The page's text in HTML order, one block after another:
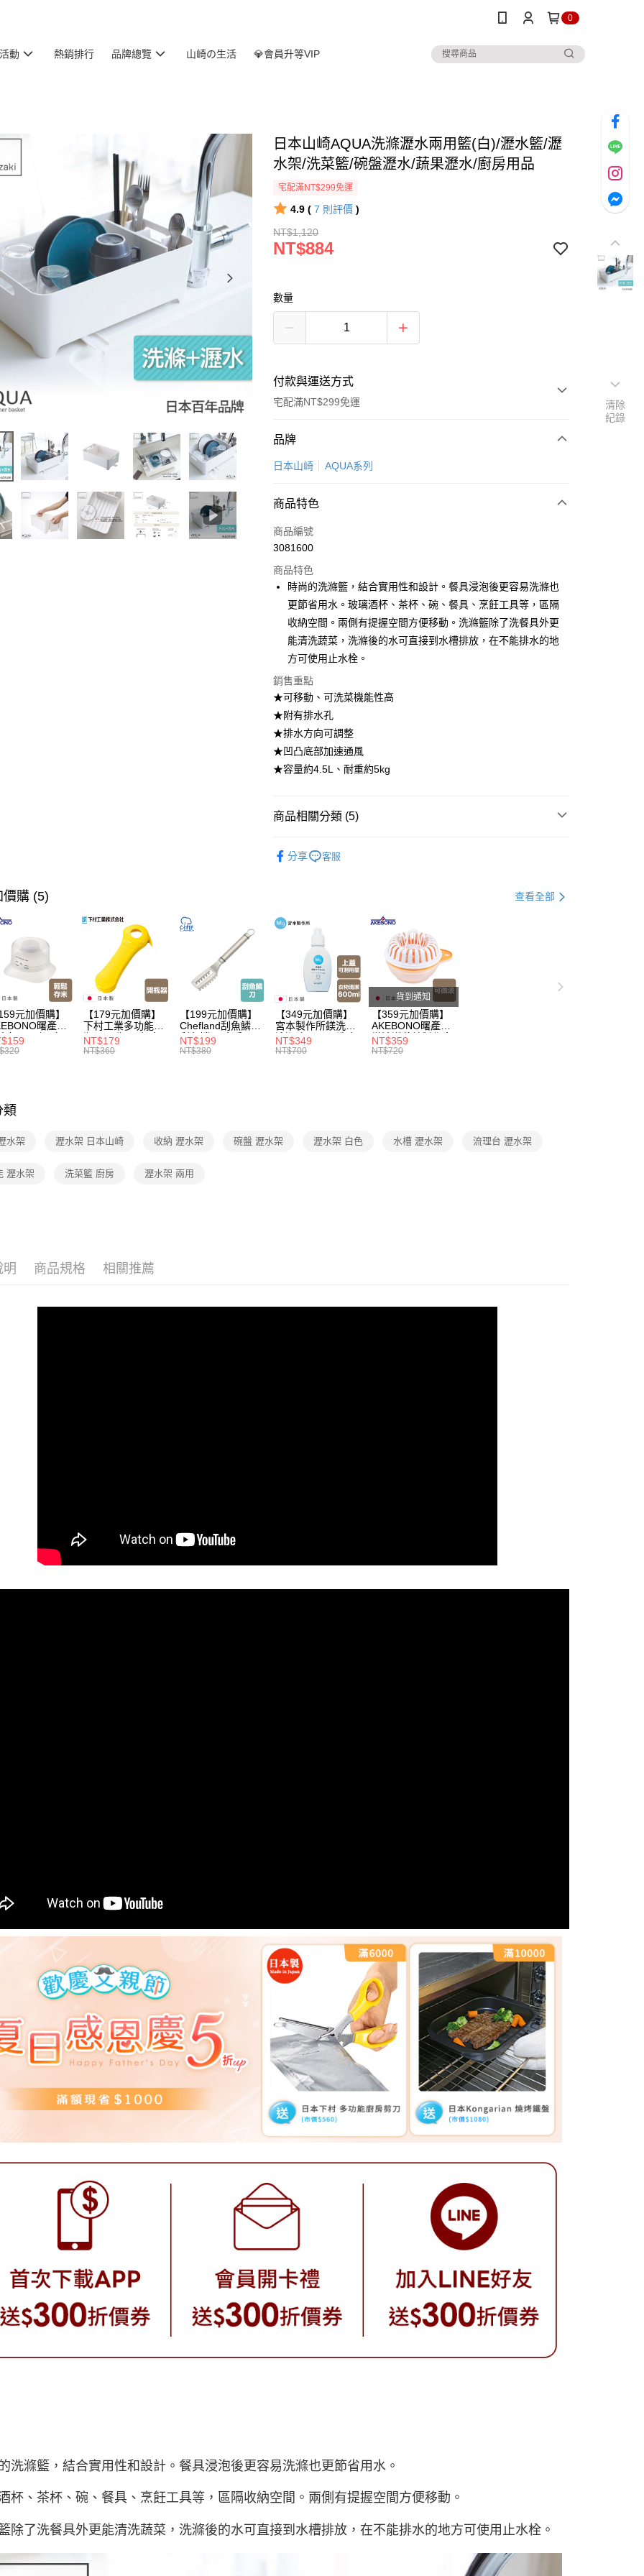
0
動 熱銷排行 品牌總覽 山崎の生活 💎會員升等VIP
日本山崎AQUA洗滌瀝水兩用籃(白)/瀝水籃/瀝
水架/洗菜籃/碗盤瀝水/蔬果瀝水/廚房用品
宅配滿NT$299免運
4.9 ( 7 則評價 )
NT$1,120
NT$884
數量
付款與運送方式
宅配滿NT$299免運
付款方式
信用卡一次付款
悠遊付
Google Pay
全盈+PAY
大哥付你分期
相關說明
【大哥付你分期使用說明】
2.付款方式選擇「大哥付你分期」，訂單成立後會自動跳轉到大哥付的交易
流程，驗證手機門號後，選擇欲分期的期數、繳款截止日，確認付款後即
3.實際核准額度、可分期數及費用金額請依後續交易確認頁面所載為準。
4.訂單成立30分鐘內，如未前往確認交易或遇審核未通過，訂單將自動取
消。如遇「轉專審核」未通過狀況，表示未達大哥付你分期系統評分，恕
無法說明評估內容。
【繳款方式說明】
2.透過簡訊連結打開帳單後，可選擇「超商條碼／台灣大直營門市／銀行轉
帳／街口支付／iPASS MONEY」等通路繳費。
【注意事項】
1.本服務係由「台灣大哥大股份有限公司」（以下簡稱本公司）所提供，讓
2.基於同意付款使用「大哥付你分期」之契約關係目的，商店將以您的個人
資料（包含姓名、電話或地址）提供予台灣大哥大進項蒐集、處理及利
用，由本公司與您本人進行分期帳單所需資料之確認、核對及更正。
3.完整用戶服務條款，請詳閱以下連結：https://oppay.tw/userRule
ATM付款
運送方式
宅配【父親節大回饋】限時$299免運
每筆NT$150，滿NT$299(含以上)免運費
品牌
日本山崎 AQUA系列
商品特色
商品編號
3081600
商品特色
時尚的洗滌籃，結合實用性和設計。餐具浸泡後更容易洗滌也
更節省用水。玻璃酒杯、茶杯、碗、餐具、烹飪工具等，區隔
收納空間。兩側有提握空間方便移動。洗滌籃除了洗餐具外更
能清洗蔬菜，洗滌後的水可直接到水槽排放，在不能排水的地
方可使用止水栓。
銷售重點
★可移動、可洗菜機能性高
★附有排水孔
★排水方向可調整
★凹凸底部加速通風
★容量約4.5L、耐重約5kg
商品相關分類 (5)
家搶購！
【🎉歡慶父親節 瘋殺5折up】 ▶歡慶父親節 ，全館瘋殺5折up
居家收納 廚房檯面/磁吸收納
分享 客服
價購 (5) 查看全部
元加價購】
曙產業
杯漏斗組(白)/
杯/米桶/量米
【179元加價購】
下村工業多功能開
瓶器/開瓶器/餐廚
用品/料理道具/任
NT$179
NT$360
【199元加價購】
Chefland刮魚鱗刀/
刮魚鱗器/廚房用
品/料理道具/任二
NT$199
NT$380
【349元加價購】
宮本製作所鎂洗衣
清潔液600ml/洗衣
精/洗衣鎂/洗衣用
NT$349
NT$700
貨到通知
【359元加價購】
AKEBONO曙產業
微波洋芋片製作盒/
料理盒/健康零食/
NT$359
NT$720
類
水架 瀝水架 日本山崎 收納 瀝水架 碗盤 瀝水架 瀝水架 白色 水槽 瀝水架 流理台 瀝水架
瀝水架 洗菜籃 廚房 瀝水架 兩用
明 商品規格 相關推薦
洗滌籃，結合實用性和設計。餐具浸泡後更容易洗滌也更節省用水。
杯、茶杯、碗、餐具、烹飪工具等，區隔收納空間。兩側有提握空間方便移動。
除了洗餐具外更能清洗蔬菜，洗滌後的水可直接到水槽排放，在不能排水的地方可使用止水栓。
清除
紀錄